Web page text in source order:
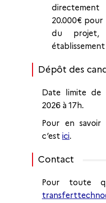
20.000€
du projet,
Dépôt des
Date limite de
2026 à 17h.
Pour en
c’est ici.
Contact
Pour toute